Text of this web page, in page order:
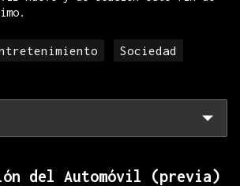
Sociedad
del Automóvil (previa)